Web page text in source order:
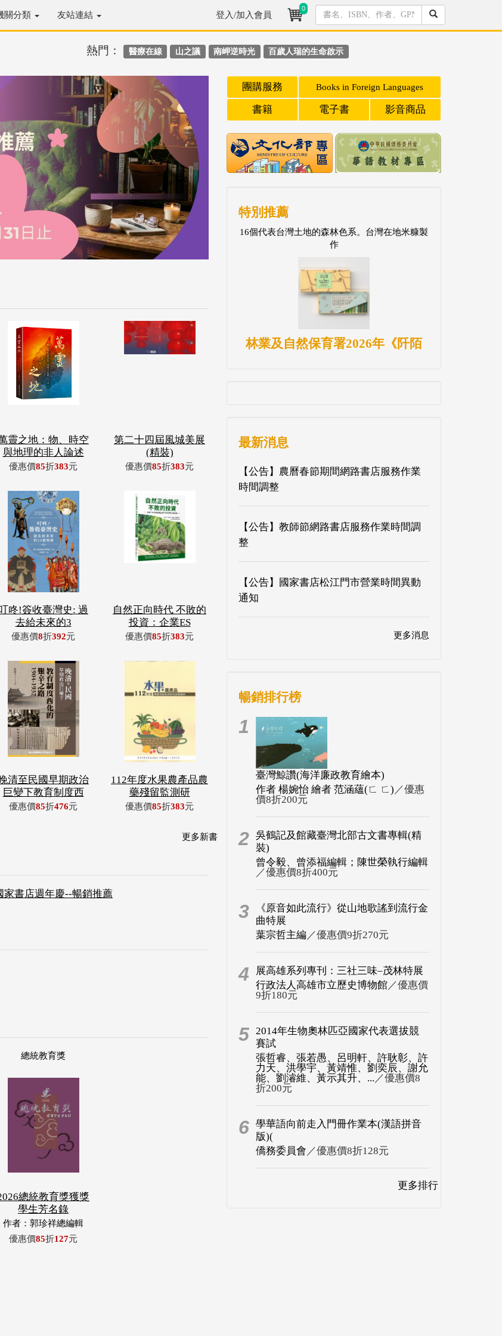
關分類 友站連結 登入/加入會員
0
熱門： 醫療在線 山之議 南岬逆時光 百歲人瑞的生命啟示
靈之地：物、時空
與地理的非人論述
優惠價85折383元
第二十四屆風城美展
(精裝)
優惠價85折383元
咚!簽收臺灣史: 過
去給未來的3
優惠價8折392元
自然正向時代 不敗的
投資：企業ES
優惠價85折383元
清至民國早期政治
巨變下教育制度西
優惠價85折476元
112年度水果農產品農
藥殘留監測研
優惠價85折383元
更多新書
家書店週年慶--暢銷推薦
總統教育獎
總統教育獎獲獎
學生芳名錄
作者：郭珍祥總編輯
優惠價85折127元
團購服務 Books in Foreign Languages
書籍 電子書 影音商品
特別推薦
16個代表台灣土地的森林色系。台灣在地米糠製
作
林業及自然保育署2026年《阡陌
最新消息
【公告】農曆春節期間網路書店服務作業
時間調整
【公告】教師節網路書店服務作業時間調
整
【公告】國家書店松江門市營業時間異動
通知
更多消息
暢銷排行榜
1
臺灣鯨讚(海洋廉政教育繪本)
作者 楊婉怡 繪者 范涵蘊(ㄈ ㄈ) ／優惠
價8折200元
2 吳鶴記及館藏臺灣北部古文書專輯(精
裝)
曾令毅、曾添福編輯；陳世榮執行編輯
／優惠價8折400元
3
《原音如此流行》從山地歌謠到流行金
曲特展
葉宗哲主編 ／優惠價9折270元
4
展高雄系列專刊：三社三味–茂林特展
行政法人高雄市立歷史博物館／優惠價
9折180元
5 2014年生物奧林匹亞國家代表選拔競
賽試
張哲睿、張若愚、呂明軒、許耿彰、許
力天、洪學宇、黃靖惟、劉奕辰、謝允
能、劉濬維、黃示其升、... ／優惠價8
折200元
6 學華語向前走入門冊作業本(漢語拼音
版)(
僑務委員會 ／優惠價8折128元
更多排行